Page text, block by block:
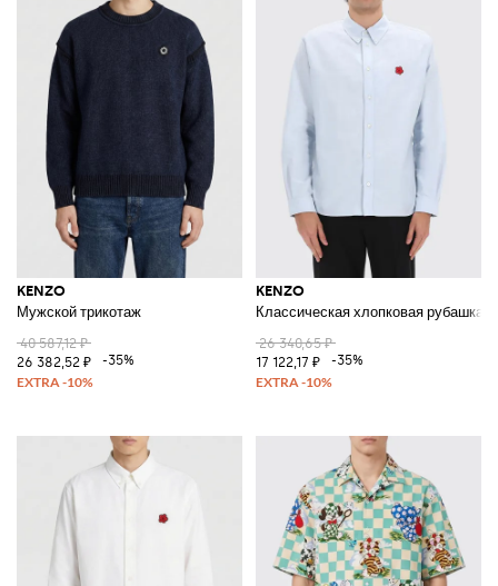
KENZO
Мужской трикотаж
40 587,12 ₽
26 382,52 ₽
-35%
KENZO
Классическая хлопковая рубашка
26 340,65 ₽
17 122,17 ₽
-35%